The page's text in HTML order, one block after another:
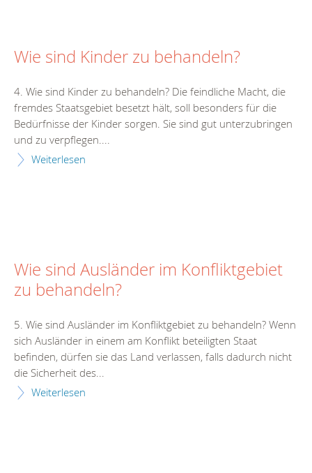
Wie sind Kinder zu behandeln?
4. Wie sind Kinder zu behandeln? Die feindliche Macht, die
fremdes Staatsgebiet besetzt hält, soll besonders für die
Bedürfnisse der Kinder sorgen. Sie sind gut unterzubringen
und zu verpflegen....
Weiterlesen
Wie sind Ausländer im Konfliktgebiet
zu behandeln?
5. Wie sind Ausländer im Konfliktgebiet zu behandeln? Wenn
sich Ausländer in einem am Konflikt beteiligten Staat
befinden, dürfen sie das Land verlassen, falls dadurch nicht
die Sicherheit des...
Weiterlesen